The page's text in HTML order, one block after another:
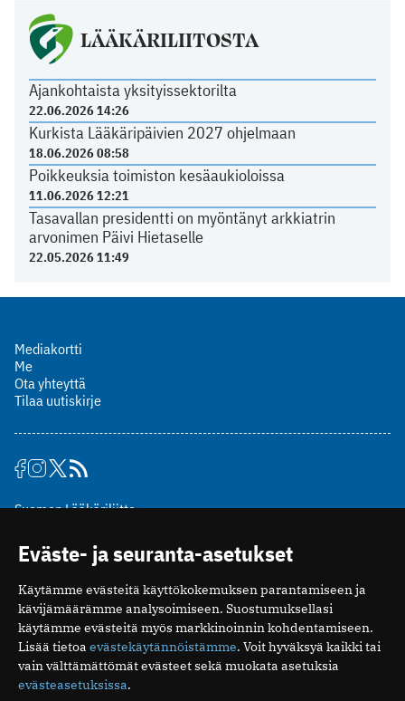
LÄÄKÄRILIITOSTA
Ajankohtaista yksityissektorilta
22.06.2026 14:26
Kurkista Lääkäripäivien 2027 ohjelmaan
18.06.2026 08:58
Poikkeuksia toimiston kesäaukioloissa
11.06.2026 12:21
Tasavallan presidentti on myöntänyt arkkiatrin
arvonimen Päivi Hietaselle
22.05.2026 11:49
Mediakortti
Me
Ota yhteyttä
Tilaa uutiskirje
Suomen Lääkäriliitto
00510 Helsinki
puh. (09) 393 091
toimitus@potilaanlaakarilehti.fi
ISSN 2323-9476
Eväste- ja seuranta-asetukset
Käytämme evästeitä käyttökokemuksen parantamiseen ja
kävijämäärämme analysoimiseen. Suostumuksellasi
käytämme evästeitä myös markkinoinnin kohdentamiseen.
Lisää tietoa evästekäytännöistämme. Voit hyväksyä kaikki tai
vain välttämättömät evästeet sekä muokata asetuksia
evästeasetuksissa.